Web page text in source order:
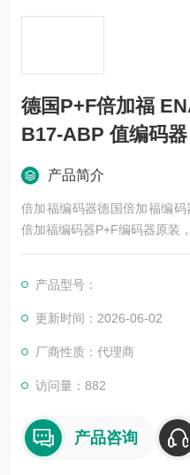
德国P+F倍加福
B17-ABP 值编码器
产品简介
倍加福编码器德国倍加福编
倍加福编码器P+F编码器原装
产品型号：
更新时间：2026-06-02
厂商性质：代理商
访问量：882
产品咨询